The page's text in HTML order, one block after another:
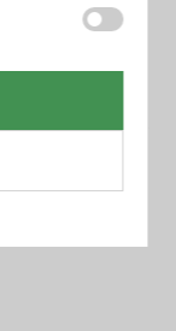
zodat jij